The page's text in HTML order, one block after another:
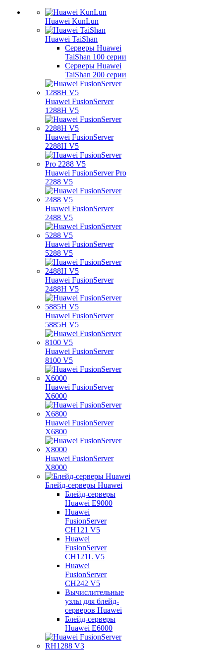
Huawei KunLun
Huawei TaiShan
Серверы Huawei
TaiShan 100 серии
Серверы Huawei
TaiShan 200 серии
Huawei FusionServer
1288H V5
Huawei FusionServer
2288H V5
Huawei FusionServer Pro
2288 V5
Huawei FusionServer
2488 V5
Huawei FusionServer
5288 V5
Huawei FusionServer
2488H V5
Huawei FusionServer
5885H V5
Huawei FusionServer
8100 V5
Huawei FusionServer
X6000
Huawei FusionServer
X6800
Huawei FusionServer
X8000
Блейд-серверы Huawei
Блейд-серверы
Huawei E9000
Huawei
FusionServer
CH121 V5
Huawei
FusionServer
CH121L V5
Huawei
FusionServer
CH242 V5
Вычислительные
узлы для блейд-
серверов Huawei
Блейд-серверы
Huawei E6000